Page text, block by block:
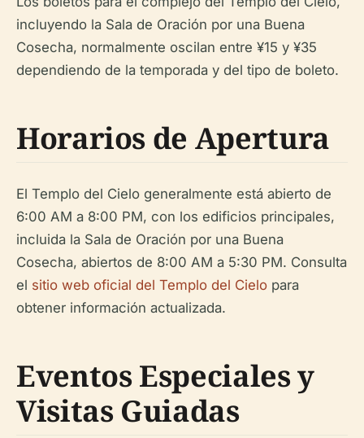
incluyendo la Sala de Oración por una Buena
Cosecha, normalmente oscilan entre ¥15 y ¥35
dependiendo de la temporada y del tipo de boleto.
Horarios de Apertura
El Templo del Cielo generalmente está abierto de
6:00 AM a 8:00 PM, con los edificios principales,
incluida la Sala de Oración por una Buena
Cosecha, abiertos de 8:00 AM a 5:30 PM. Consulta
el sitio web oficial del Templo del Cielo para
obtener información actualizada.
Eventos Especiales y
Visitas Guiadas